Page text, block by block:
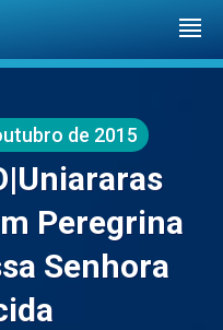
de 2015
Peregrina
Senhora